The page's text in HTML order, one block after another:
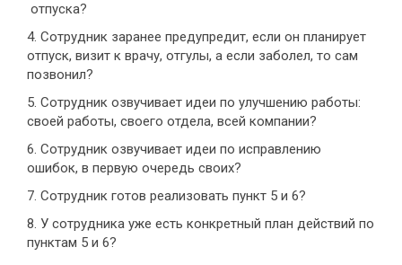
отпуска?
4. Сотрудник заранее предупредит, если он планирует
отпуск, визит к врачу, отгулы, а если заболел, то сам
позвонил?
5. Сотрудник озвучивает идеи по улучшению работы:
своей работы, своего отдела, всей компании?
6. Сотрудник озвучивает идеи по исправлению
ошибок, в первую очередь своих?
7. Сотрудник готов реализовать пункт 5 и 6?
8. У сотрудника уже есть конкретный план действий по
пунктам 5 и 6?